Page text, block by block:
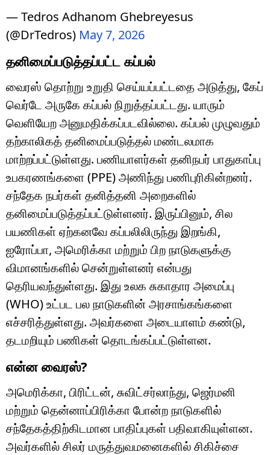
— Tedros Adhanom Ghebreyesus
(@DrTedros) May 7, 2026
தனிமைப்படுத்தப்பட்ட கப்பல்
வைரஸ் தொற்று உறுதி செய்யப்பட்டதை அடுத்து, கேப்
வெர்டே அருகே கப்பல் நிறுத்தப்பட்டது. யாரும்
வெளியேற அனுமதிக்கப்படவில்லை. கப்பல் முழுவதும்
தற்காலிகத் தனிமைப்படுத்தல் மண்டலமாக
மாற்றப்பட்டுள்ளது. பணியாளர்கள் தனிநபர் பாதுகாப்பு
உபகரணங்களை (PPE) அணிந்து பணிபுரிகின்றனர்.
சந்தேக நபர்கள் தனித்தனி அறைகளில்
தனிமைப்படுத்தப்பட்டுள்ளனர். இருப்பினும், சில
பயணிகள் ஏற்கனவே கப்பலிலிருந்து இறங்கி,
ஐரோப்பா, அமெரிக்கா மற்றும் பிற நாடுகளுக்கு
விமானங்களில் சென்றுள்ளனர் என்பது
தெரியவந்துள்ளது. இது உலக சுகாதார அமைப்பு
(WHO) உட்பட பல நாடுகளின் அரசாங்கங்களை
எச்சரித்துள்ளது. அவர்களை அடையாளம் கண்டு,
தடமறியும் பணிகள் தொடங்கப்பட்டுள்ளன.
என்ன வைரஸ்?
அமெரிக்கா, பிரிட்டன், சுவிட்சர்லாந்து, ஜெர்மனி
மற்றும் தென்னாப்பிரிக்கா போன்ற நாடுகளில்
சந்தேகத்திற்கிடமான பாதிப்புகள் பதிவாகியுள்ளன.
அவர்களில் சிலர் மருத்துவமனைகளில் சிகிச்சை